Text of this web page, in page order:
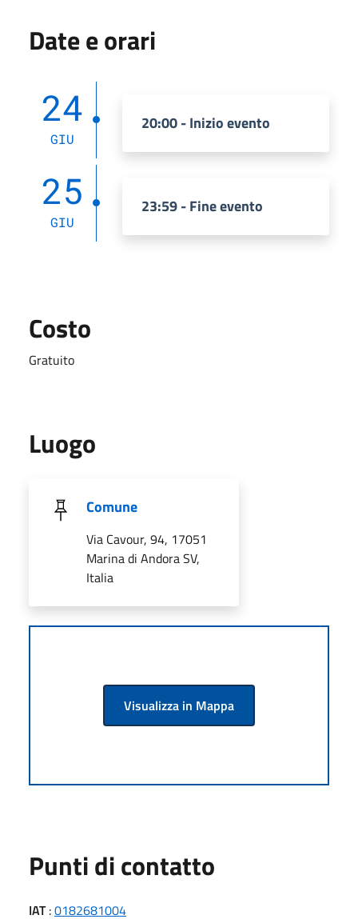
Date e orari
24
GIU
20:00 - Inizio evento
25
GIU
23:59 - Fine evento
Costo
Gratuito
Luogo
Comune
Via Cavour, 94, 17051
Marina di Andora SV,
Italia
Visualizza in Mappa
Punti di contatto
IAT:0182681004